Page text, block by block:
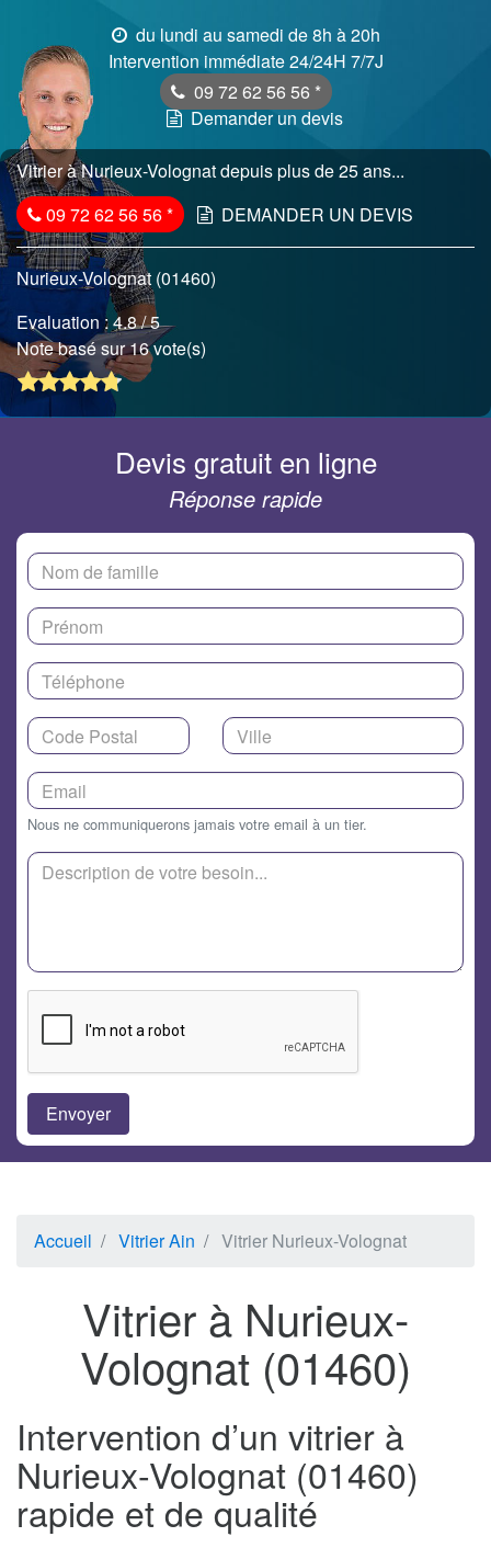
du lundi au samedi de 8h à 20h
Intervention immédiate 24/24H 7/7J
09 72 62 56 56 *
Demander un devis
Vitrier à Nurieux-Volognat depuis plus de 25 ans...
09 72 62 56 56* DEMANDER UN DEVIS
Nurieux-Volognat (01460)
Evaluation :4.8/ 5
Note basé sur 16 vote(s)
Devis gratuit en ligne
Réponse rapide
Nous ne communiquerons jamais votre email à un tier.
Accueil Vitrier Ain Vitrier Nurieux-Volognat
Vitrier à Nurieux-
Volognat (01460)
Intervention d’un vitrier à
Nurieux-Volognat (01460)
rapide et de qualité